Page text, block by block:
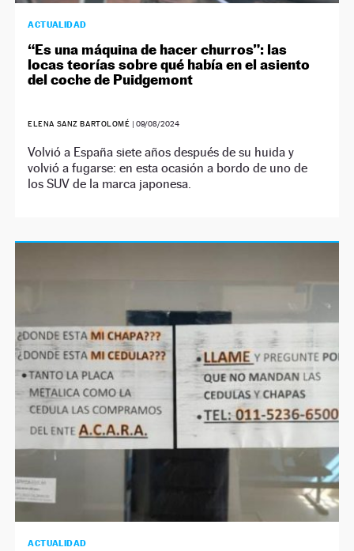
ACTUALIDAD
“Es una máquina de hacer churros”: las
locas teorías sobre qué había en el asiento
del coche de Puidgemont
ELENA SANZ BARTOLOMÉ | 09/08/2024
Volvió a España siete años después de su huida y
volvió a fugarse: en esta ocasión a bordo de uno de
los SUV de la marca japonesa.
ACTUALIDAD